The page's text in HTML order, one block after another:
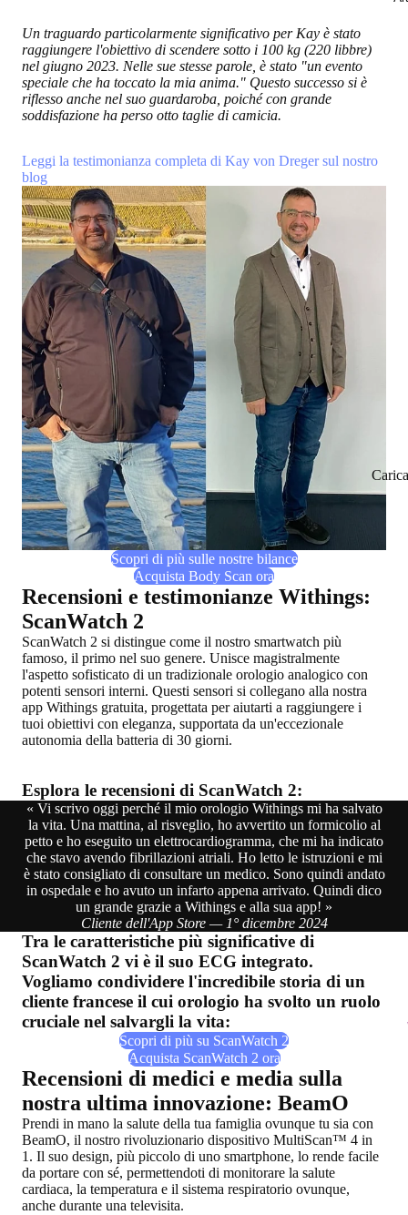
Un traguardo particolarmente significativo per Kay è stato
raggiungere l'obiettivo di scendere sotto i 100 kg (220 libbre)
nel giugno 2023. Nelle sue stesse parole, è stato "un evento
speciale che ha toccato la mia anima." Questo successo si è
riflesso anche nel suo guardaroba, poiché con grande
soddisfazione ha perso otto taglie di camicia.
Leggi la testimonianza completa di Kay von Dreger sul nostro
blog
Scopri di più sulle nostre bilance
Acquista Body Scan ora
Recensioni e testimonianze Withings:
ScanWatch 2
ScanWatch 2 si distingue come il nostro smartwatch più
famoso, il primo nel suo genere. Unisce magistralmente
l'aspetto sofisticato di un tradizionale orologio analogico con
potenti sensori interni. Questi sensori si collegano alla nostra
app Withings gratuita, progettata per aiutarti a raggiungere i
tuoi obiettivi con eleganza, supportata da un'eccezionale
autonomia della batteria di 30 giorni.
Esplora le recensioni di ScanWatch 2:
« Vi scrivo oggi perché il mio orologio Withings mi ha salvato
la vita. Una mattina, al risveglio, ho avvertito un formicolio al
petto e ho eseguito un elettrocardiogramma, che mi ha indicato
che stavo avendo fibrillazioni atriali. Ho letto le istruzioni e mi
è stato consigliato di consultare un medico. Sono quindi andato
in ospedale e ho avuto un infarto appena arrivato. Quindi dico
un grande grazie a Withings e alla sua app! »
Cliente dell'App Store — 1° dicembre 2024
Tra le caratteristiche più significative di
ScanWatch 2 vi è il suo ECG integrato.
Vogliamo condividere l'incredibile storia di un
cliente francese il cui orologio ha svolto un ruolo
cruciale nel salvargli la vita:
Scopri di più su ScanWatch 2
Acquista ScanWatch 2 ora
Recensioni di medici e media sulla
nostra ultima innovazione: BeamO
Prendi in mano la salute della tua famiglia ovunque tu sia con
BeamO, il nostro rivoluzionario dispositivo MultiScan™ 4 in
1. Il suo design, più piccolo di uno smartphone, lo rende facile
da portare con sé, permettendoti di monitorare la salute
cardiaca, la temperatura e il sistema respiratorio ovunque,
anche durante una televisita.